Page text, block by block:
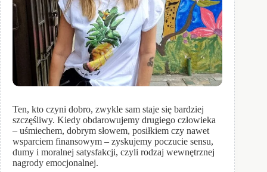
Ten, kto czyni dobro, zwykle sam staje się bardziej
szczęśliwy. Kiedy obdarowujemy drugiego człowieka
– uśmiechem, dobrym słowem, posiłkiem czy nawet
wsparciem finansowym – zyskujemy poczucie sensu,
dumy i moralnej satysfakcji, czyli rodzaj wewnętrznej
nagrody emocjonalnej.